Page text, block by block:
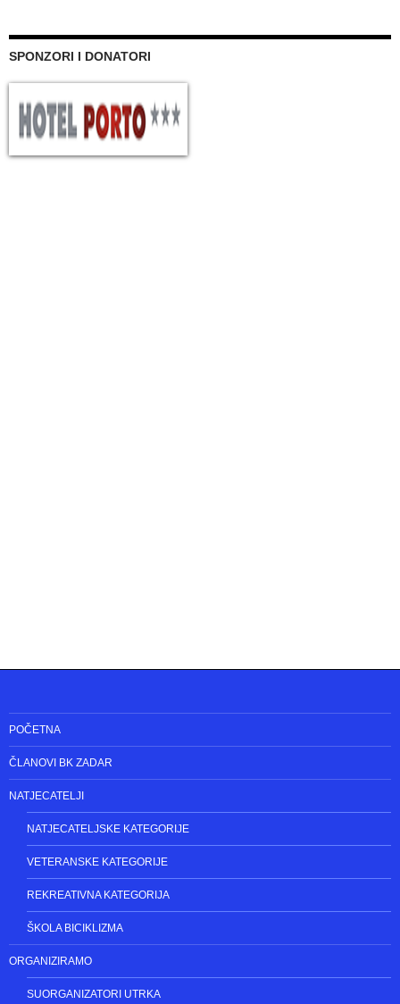
SPONZORI I DONATORI
POČETNA
ČLANOVI BK ZADAR
NATJECATELJI
NATJECATELJSKE KATEGORIJE
VETERANSKE KATEGORIJE
REKREATIVNA KATEGORIJA